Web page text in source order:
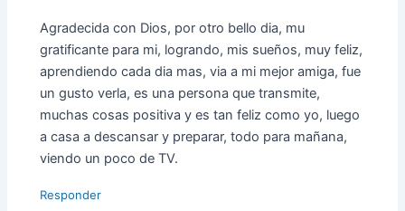
Agradecida con Dios, por otro bello dia, mu
gratificante para mi, logrando, mis sueños, muy feliz,
aprendiendo cada dia mas, via a mi mejor amiga, fue
un gusto verla, es una persona que transmite,
muchas cosas positiva y es tan feliz como yo, luego
a casa a descansar y preparar, todo para mañana,
viendo un poco de TV.
Responder